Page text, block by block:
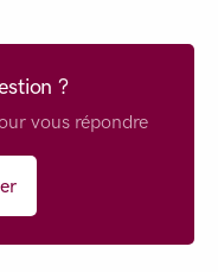
?
vous répondre